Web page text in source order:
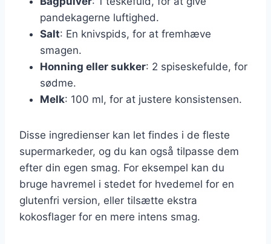
pandekagerne luftighed.
Salt: En knivspids, for at fremhæve
smagen.
Honning eller sukker: 2 spiseskefulde, for
sødme.
Melk: 100 ml, for at justere konsistensen.
Disse ingredienser kan let findes i de fleste
supermarkeder, og du kan også tilpasse dem
efter din egen smag. For eksempel kan du
bruge havremel i stedet for hvedemel for en
glutenfri version, eller tilsætte ekstra
kokosflager for en mere intens smag.